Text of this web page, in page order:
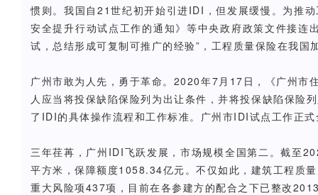
惯则。我国自21世纪初开始引进IDI ，但发展缓慢。 为推
安全提升行动试点工作的通知》等中央政府政策文件接连
试，总结形成可复制可推广的经验”，工程质量保险在我国
广州市敢为人先，勇于革命。2020年7月17日，《广州市
人应当将投保缺陷保险列为出让条件，并将投保缺陷保险
了IDI的具体操作流程和工作标准。广州市IDI试点工作正
三年荏苒，广州IDI飞跃发展，市场规模全国第二。截至
平方米，保障额度1058.34亿元。不仅如此，建筑工程质
重大风险项437项，目前在各参建方的配合之下已整改